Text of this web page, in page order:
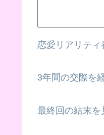
恋愛リアリティ
3年間の交際を
最終回の結末を